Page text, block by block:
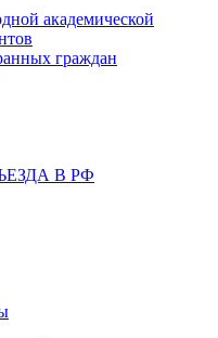
академической
граждан
В РФ